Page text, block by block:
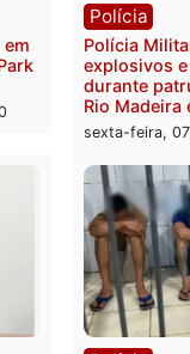
Casal
de 72
Velho
sexta-